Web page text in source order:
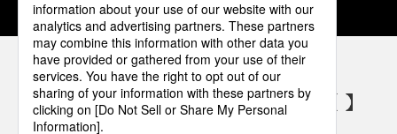
パナソニックの電気設備 SNSアカウント